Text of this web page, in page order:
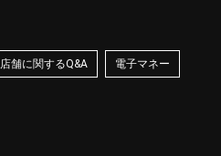
店舗に関するQ&A 電子マネー